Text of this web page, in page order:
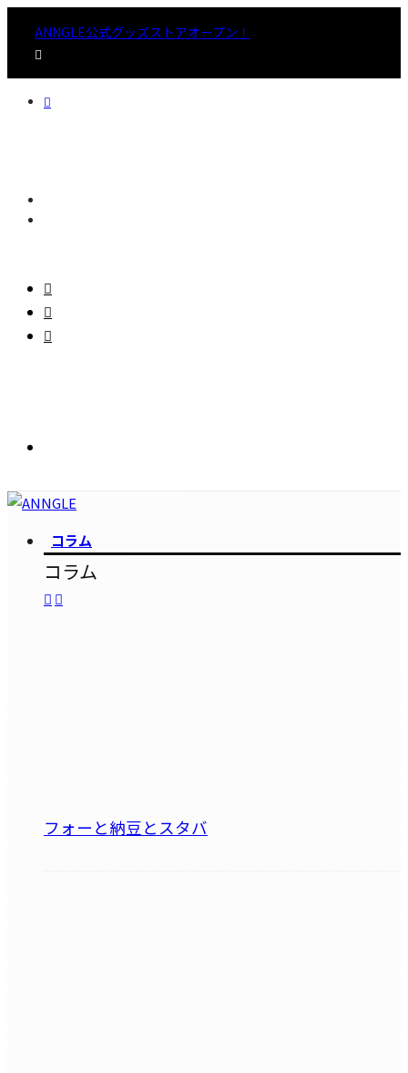
ANNGLE公式グッズストアオープン！
コラム
コラム
フォーと納豆とスタバ